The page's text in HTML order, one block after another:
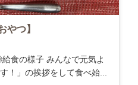
やつ】
食の様子 みんなで元気よ
！」の挨拶をして食べ始...